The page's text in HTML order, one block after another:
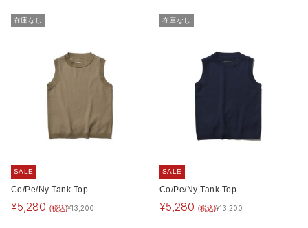
在庫なし
SALE
Co/Pe/Ny Tank Top
¥5,280 (税込)¥13,200
在庫なし
SALE
Co/Pe/Ny Tank Top
¥5,280 (税込)¥13,200